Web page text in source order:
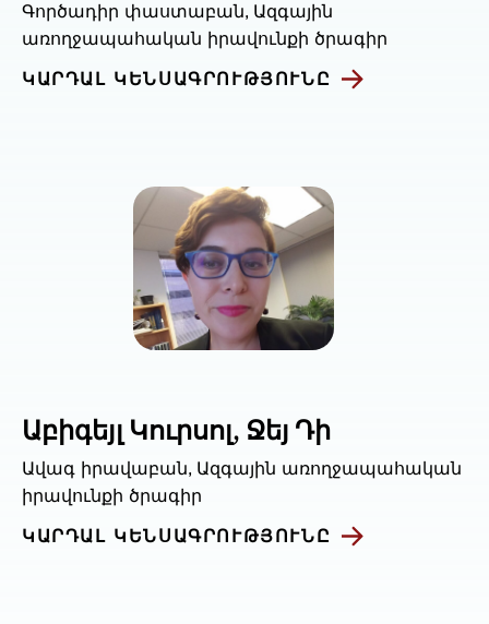
Գործադիր փաստաբան, Ազգային
առողջապահական իրավունքի ծրագիր
ԿԱՐԴԱԼ ԿԵՆՍԱԳՐՈՒԹՅՈՒՆԸ
Աբիգեյլ Կուրսոլ, Ջեյ Դի
Ավագ իրավաբան, Ազգային առողջապահական
իրավունքի ծրագիր
ԿԱՐԴԱԼ ԿԵՆՍԱԳՐՈՒԹՅՈՒՆԸ